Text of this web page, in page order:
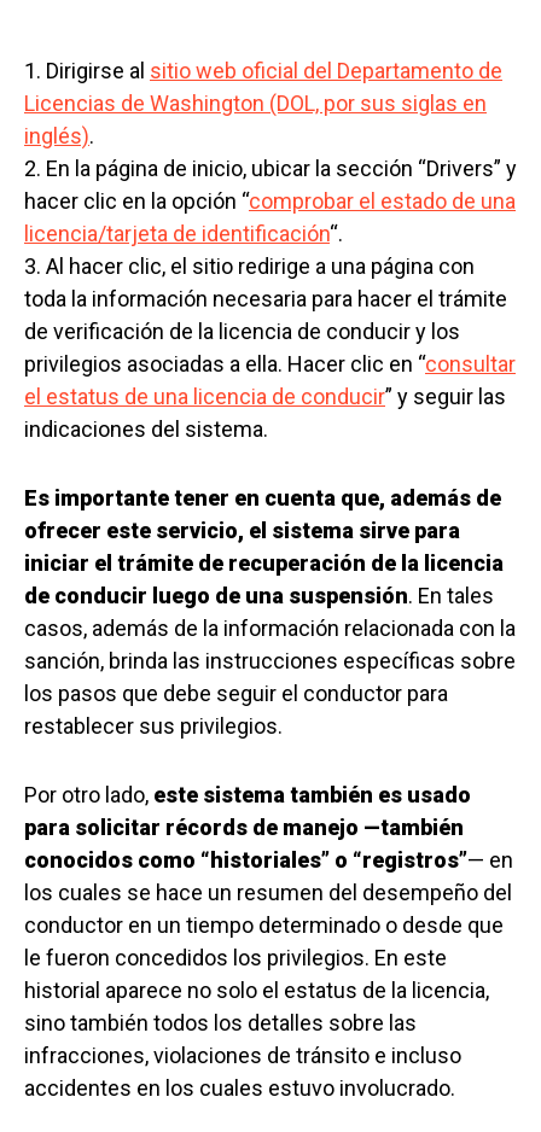
1. Dirigirse al sitio web oficial del Departamento de
Licencias de Washington (DOL, por sus siglas en
inglés).
2. En la página de inicio, ubicar la sección “Drivers” y
hacer clic en la opción “comprobar el estado de una
licencia/tarjeta de identificación“.
3. Al hacer clic, el sitio redirige a una página con
toda la información necesaria para hacer el trámite
de verificación de la licencia de conducir y los
privilegios asociadas a ella. Hacer clic en “consultar
el estatus de una licencia de conducir” y seguir las
indicaciones del sistema.
Es importante tener en cuenta que, además de
ofrecer este servicio, el sistema sirve para
iniciar el trámite de recuperación de la licencia
de conducir luego de una suspensión. En tales
casos, además de la información relacionada con la
sanción, brinda las instrucciones específicas sobre
los pasos que debe seguir el conductor para
restablecer sus privilegios.
Por otro lado, este sistema también es usado
para solicitar récords de manejo —también
conocidos como “historiales” o “registros”— en
los cuales se hace un resumen del desempeño del
conductor en un tiempo determinado o desde que
le fueron concedidos los privilegios. En este
historial aparece no solo el estatus de la licencia,
sino también todos los detalles sobre las
infracciones, violaciones de tránsito e incluso
accidentes en los cuales estuvo involucrado.